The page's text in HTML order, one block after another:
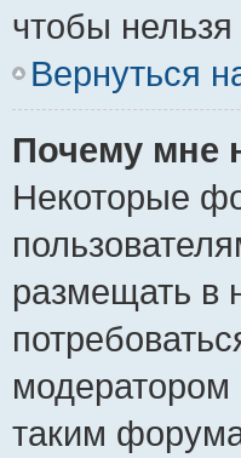
чтобы
Вернуться
Почему мне
Некоторые
размещать в
таким